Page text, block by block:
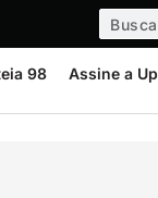
98 Assine a